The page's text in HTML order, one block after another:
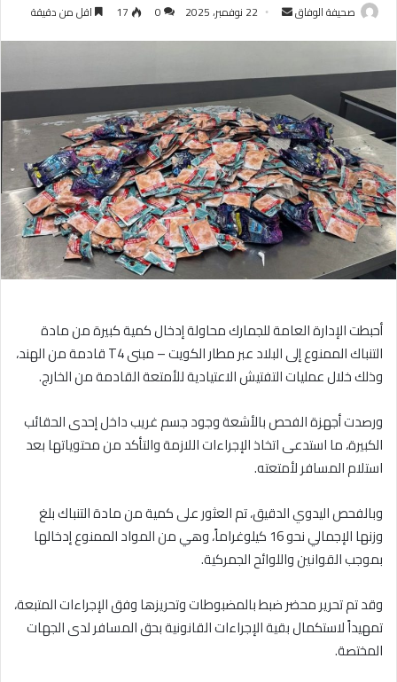
صحيفة الوفاق
أرسل 22 نوفمبر، 2025 0
17 اقل من دقيقة
أحبطت الإدارة العامة للجمارك محاولة إدخال كمية كبيرة من مادة
التنباك الممنوع إلى البلاد عبر مطار الكويت – مبنى T4 قادمة من الهند،
وذلك خلال عمليات التفتيش الاعتيادية للأمتعة القادمة من الخارج.
ورصدت أجهزة الفحص بالأشعة وجود جسم غريب داخل إحدى الحقائب
الكبيرة، ما استدعى اتخاذ الإجراءات اللازمة والتأكد من محتوياتها بعد
استلام المسافر لأمتعته.
وبالفحص اليدوي الدقيق، تم العثور على كمية من مادة التنباك بلغ
وزنها الإجمالي نحو 16 كيلوغراماً، وهي من المواد الممنوع إدخالها
بموجب القوانين واللوائح الجمركية.
وقد تم تحرير محضر ضبط بالمضبوطات وتحريزها وفق الإجراءات المتبعة،
تمهيداً لاستكمال بقية الإجراءات القانونية بحق المسافر لدى الجهات
المختصة.